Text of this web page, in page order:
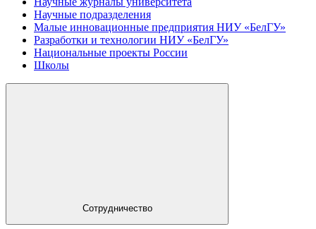
Научные подразделения
Малые инновационные предприятия НИУ «БелГУ»
Разработки и технологии НИУ «БелГУ»
Национальные проекты России
Школы
Сотрудничество